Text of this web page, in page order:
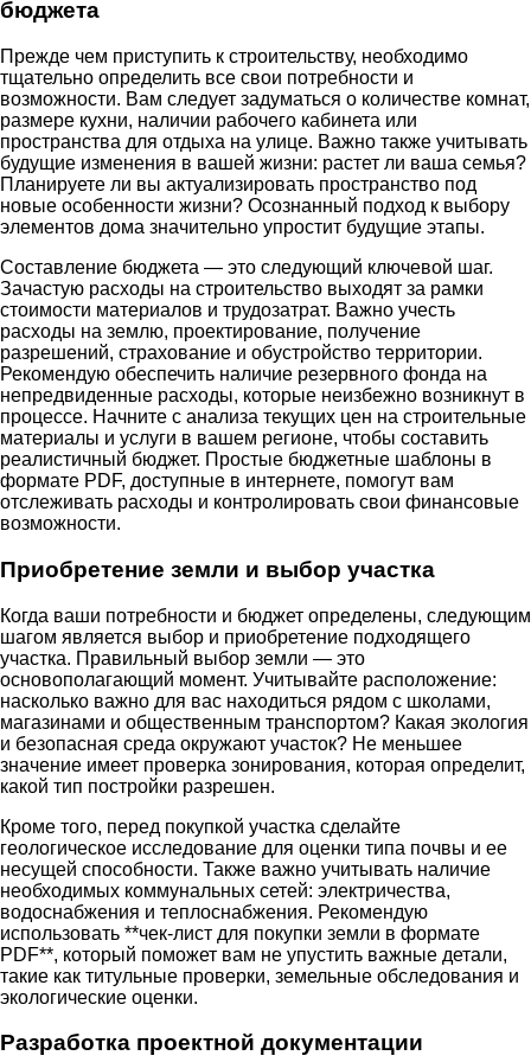
бюджета
Прежде чем приступить к строительству, необходимо
тщательно определить все свои потребности и
возможности. Вам следует задуматься о количестве комнат,
размере кухни, наличии рабочего кабинета или
пространства для отдыха на улице. Важно также учитывать
будущие изменения в вашей жизни: растет ли ваша семья?
Планируете ли вы актуализировать пространство под
новые особенности жизни? Осознанный подход к выбору
элементов дома значительно упростит будущие этапы.
Составление бюджета — это следующий ключевой шаг.
Зачастую расходы на строительство выходят за рамки
стоимости материалов и трудозатрат. Важно учесть
расходы на землю, проектирование, получение
разрешений, страхование и обустройство территории.
Рекомендую обеспечить наличие резервного фонда на
непредвиденные расходы, которые неизбежно возникнут в
процессе. Начните с анализа текущих цен на строительные
материалы и услуги в вашем регионе, чтобы составить
реалистичный бюджет. Простые бюджетные шаблоны в
формате PDF, доступные в интернете, помогут вам
отслеживать расходы и контролировать свои финансовые
возможности.
Приобретение земли и выбор участка
Когда ваши потребности и бюджет определены, следующим
шагом является выбор и приобретение подходящего
участка. Правильный выбор земли — это
основополагающий момент. Учитывайте расположение:
насколько важно для вас находиться рядом с школами,
магазинами и общественным транспортом? Какая экология
и безопасная среда окружают участок? Не меньшее
значение имеет проверка зонирования, которая определит,
какой тип постройки разрешен.
Кроме того, перед покупкой участка сделайте
геологическое исследование для оценки типа почвы и ее
несущей способности. Также важно учитывать наличие
необходимых коммунальных сетей: электричества,
водоснабжения и теплоснабжения. Рекомендую
использовать **чек-лист для покупки земли в формате
PDF**, который поможет вам не упустить важные детали,
такие как титульные проверки, земельные обследования и
экологические оценки.
Разработка проектной документации